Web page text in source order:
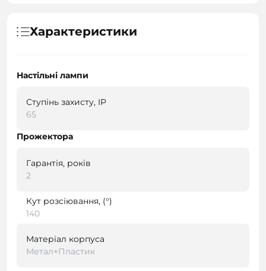
Характеристики
Настільні лампи
Ступінь захисту, IP
65
Прожектора
Гарантія, років
2
Кут розсіювання, (°)
140
Матеріал корпуса
Метал+Пластик